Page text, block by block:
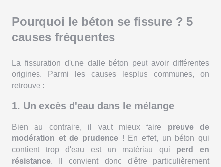
Pourquoi le béton se fissure ? 5
causes fréquentes
La fissuration d'une dalle béton peut avoir différentes
origines. Parmi les causes lesplus communes, on
retrouve :
1. Un excès d'eau dans le mélange
Bien au contraire, il vaut mieux faire preuve de
modération et de prudence ! En effet, un béton qui
contient trop d'eau est un matériau qui perd en
résistance. Il convient donc d'être particulièrement